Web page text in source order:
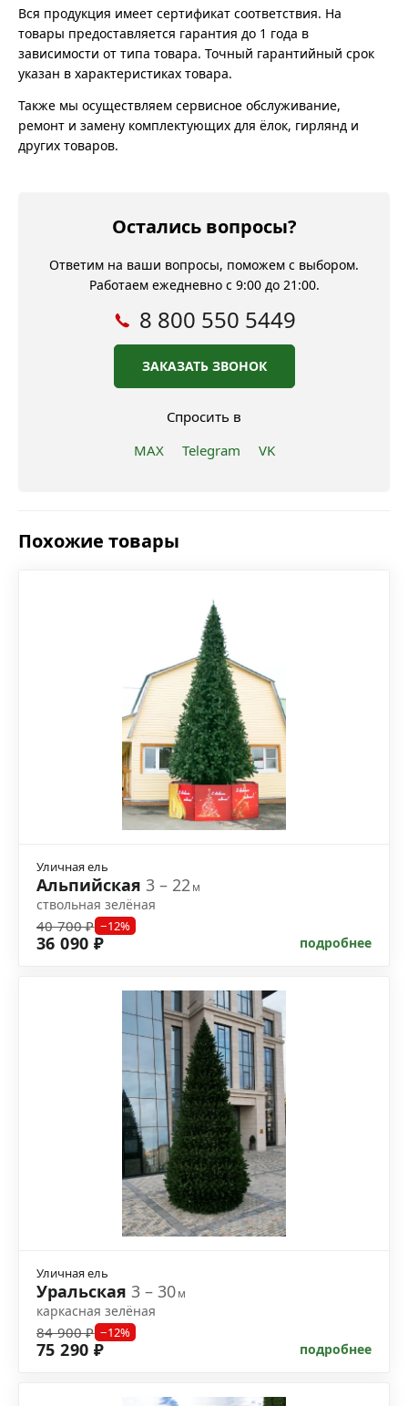
Вся продукция имеет сертификат соответствия. На
товары предоставляется гарантия до 1 года в
зависимости от типа товара. Точный гарантийный срок
указан в характеристиках товара.
Также мы осуществляем сервисное обслуживание,
ремонт и замену комплектующих для ёлок, гирлянд и
других товаров.
Остались вопросы?
Ответим на ваши вопросы, поможем с выбором.
Работаем ежедневно с 9:00 до 21:00.
8 800 550 5449
ЗАКАЗАТЬ ЗВОНОК
Спросить в
MAX
Telegram VK
Похожие товары
Уличная ель
Альпийская 3 – 22м
ствольная зелёная
40 700 ₽ −12%
36 090 ₽ подробнее
Уличная ель
Уральская 3 – 30м
каркасная зелёная
84 900 ₽ −12%
75 290 ₽ подробнее